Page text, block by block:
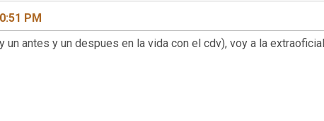
PM
un antes y un despues en la vida con el cdv), voy a la